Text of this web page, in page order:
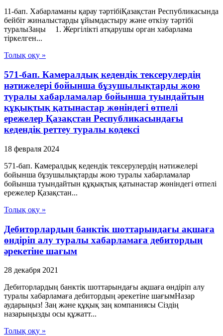
11-бап. Хабарламаны қарау тәртібіҚазақстан Республикасында
бейбіт жиналыстарды ұйымдастыру және өткізу тәртібі
туралыЗаңы 1. Жергілікті атқарушы орган хабарлама
тіркелген...
Толық оқу »
571-бап. Камералдық кедендік тексерулердің
нәтижелері бойынша бұзушылықтарды жою
туралы хабарламалар бойынша туындайтын
құқықтық қатынастар жөніндегі өтпелі
ережелер Қазақстан Республикасындағы
кедендік реттеу туралы кодексі
18 февраля 2024
571-бап. Камералдық кедендік тексерулердің нәтижелері
бойынша бұзушылықтарды жою туралы хабарламалар
бойынша туындайтын құқықтық қатынастар жөніндегі өтпелі
ережелер Қазақстан...
Толық оқу »
Дебиторлардың банктік шоттарындағы ақшаға
өндіріп алу туралы хабарламаға дебитордың
әрекетіне шағым
28 декабря 2021
Дебиторлардың банктік шоттарындағы ақшаға өндіріп алу
туралы хабарламаға дебитордың әрекетіне шағымНазар
аударыңыз! Заң және құқық заң компаниясы Сіздің
назарыңызды осы құжатт...
Толық оқу »